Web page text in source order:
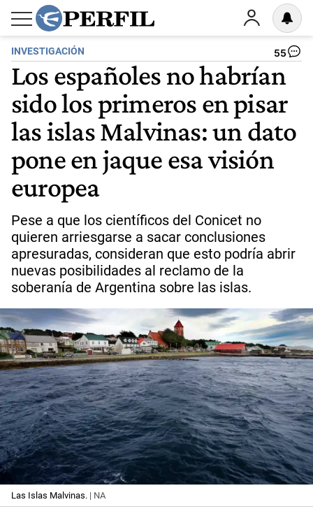
INVESTIGACIÓN 55
Los españoles no habrían
sido los primeros en pisar
las islas Malvinas: un dato
pone en jaque esa visión
europea
Pese a que los científicos del Conicet no
quieren arriesgarse a sacar conclusiones
apresuradas, consideran que esto podría abrir
nuevas posibilidades al reclamo de la
soberanía de Argentina sobre las islas.
Las Islas Malvinas. | NA